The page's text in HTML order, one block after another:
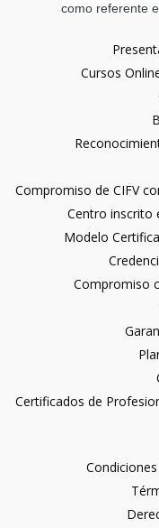
como referente
Cursos
Compromiso de CIFV
Centro inscrito
Modelo
Compromiso
Certificados de